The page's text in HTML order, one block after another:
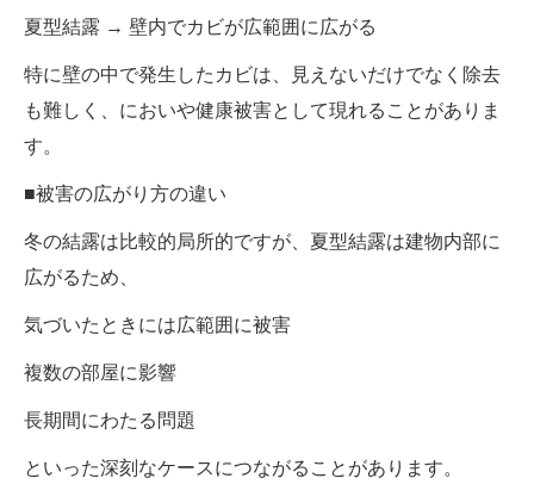
夏型結露 → 壁内でカビが広範囲に広がる
特に壁の中で発生したカビは、見えないだけでなく除去
も難しく、においや健康被害として現れることがありま
す。
■被害の広がり方の違い
冬の結露は比較的局所的ですが、夏型結露は建物内部に
広がるため、
気づいたときには広範囲に被害
複数の部屋に影響
長期間にわたる問題
といった深刻なケースにつながることがあります。